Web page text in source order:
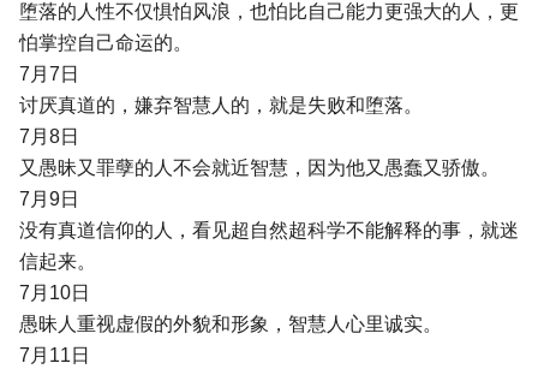
堕落的人性不仅惧怕风浪，也怕比自己能力更强大的人，更
怕掌控自己命运的。
7月7日
讨厌真道的，嫌弃智慧人的，就是失败和堕落。
7月8日
又愚昧又罪孽的人不会就近智慧，因为他又愚蠢又骄傲。
7月9日
没有真道信仰的人，看见超自然超科学不能解释的事，就迷
信起来。
7月10日
愚昧人重视虚假的外貌和形象，智慧人心里诚实。
7月11日